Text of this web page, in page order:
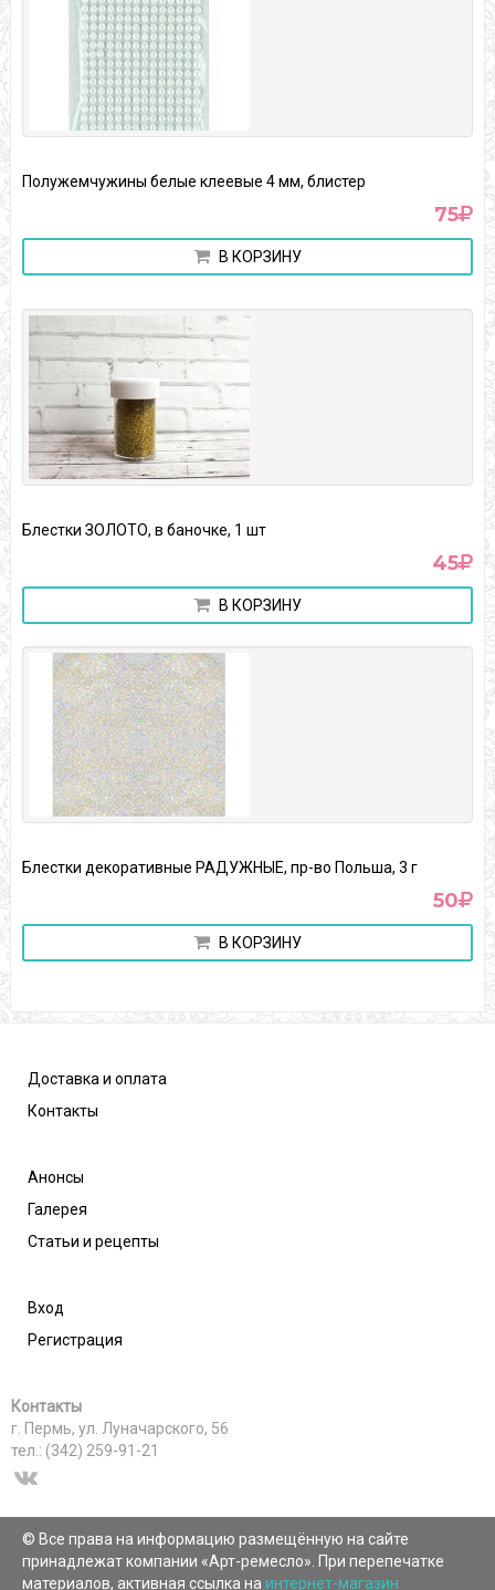
Полужемчужины белые клеевые 4 мм, блистер
75
В КОРЗИНУ
Блестки ЗОЛОТО, в баночке, 1 шт
45
В КОРЗИНУ
Блестки декоративные РАДУЖНЫЕ, пр-во Польша, 3 г
50
В КОРЗИНУ
Доставка и оплата
Контакты
Анонсы
Галерея
Статьи и рецепты
Вход
Регистрация
Контакты
г. Пермь, ул. Луначарского, 56
тел.: (342) 259-91-21
© Все права на информацию размещённую на сайте
принадлежат компании «Арт-ремесло». При перепечатке
материалов, активная ссылка на интернет-магазин